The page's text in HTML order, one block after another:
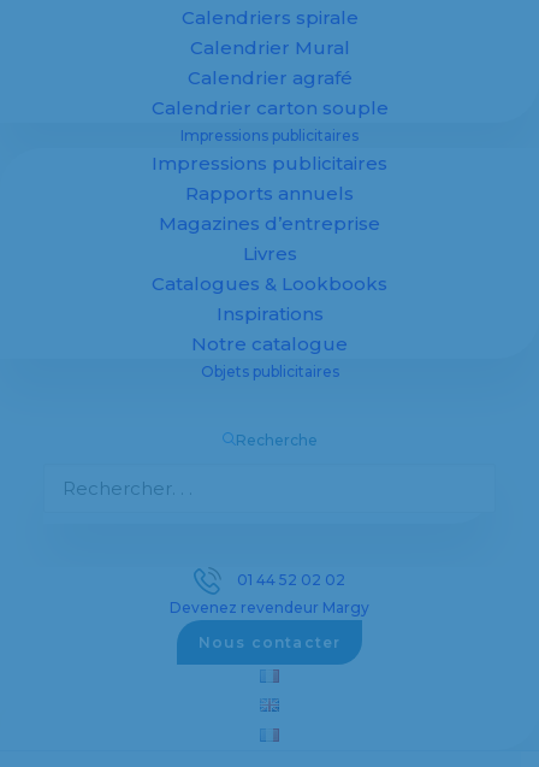
Calendriers spirale
Calendrier Mural
Calendrier agrafé
Calendrier carton souple
Impressions publicitaires
Impressions publicitaires
Rapports annuels
Magazines d’entreprise
Livres
Catalogues & Lookbooks
Inspirations
Notre catalogue
Objets publicitaires
Recherche
01 44 52 02 02
Devenez revendeur Margy
Nous contacter
couleur d'impression *